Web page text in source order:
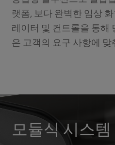
랫폼, 보다 완벽한 임상
레이터 및 컨트롤을 통해
은 고객의 요구 사항에 맞
모듈식 시스템